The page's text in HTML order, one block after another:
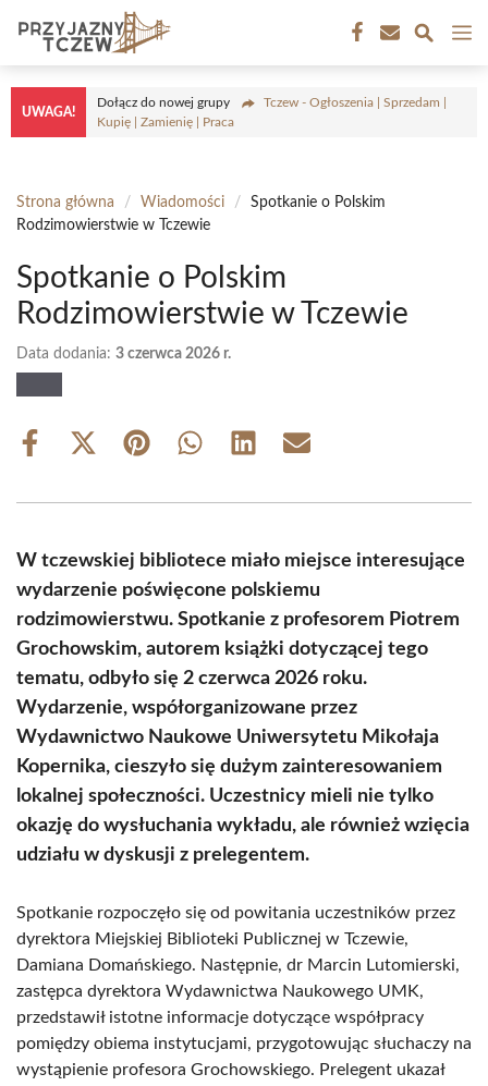
treści
UWAGA!
Dołącz do nowej grupy
Tczew - Ogłoszenia | Sprzedam |
Kupię | Zamienię | Praca
Strona główna / Wiadomości /
Spotkanie o Polskim
Rodzimowierstwie w Tczewie
Spotkanie o Polskim
Rodzimowierstwie w Tczewie
Data dodania: 3 czerwca 2026 r.
Share
Share
(Twitter)
Share Share Share Share
W tczewskiej bibliotece miało miejsce interesujące
wydarzenie poświęcone polskiemu
rodzimowierstwu. Spotkanie z profesorem Piotrem
Grochowskim, autorem książki dotyczącej tego
tematu, odbyło się 2 czerwca 2026 roku.
Wydarzenie, współorganizowane przez
Wydawnictwo Naukowe Uniwersytetu Mikołaja
Kopernika, cieszyło się dużym zainteresowaniem
lokalnej społeczności. Uczestnicy mieli nie tylko
okazję do wysłuchania wykładu, ale również wzięcia
udziału w dyskusji z prelegentem.
Spotkanie rozpoczęło się od powitania uczestników przez
dyrektora Miejskiej Biblioteki Publicznej w Tczewie,
Damiana Domańskiego. Następnie, dr Marcin Lutomierski,
zastępca dyrektora Wydawnictwa Naukowego UMK,
przedstawił istotne informacje dotyczące współpracy
pomiędzy obiema instytucjami, przygotowując słuchaczy na
wystąpienie profesora Grochowskiego. Prelegent ukazał